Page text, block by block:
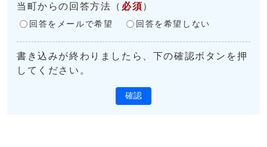
当町からの回答方法 （ 必須 ）
回答をメールで希望 回答を希望しない
書き込みが終わりましたら、下の確認ボタンを押
してください。
確認